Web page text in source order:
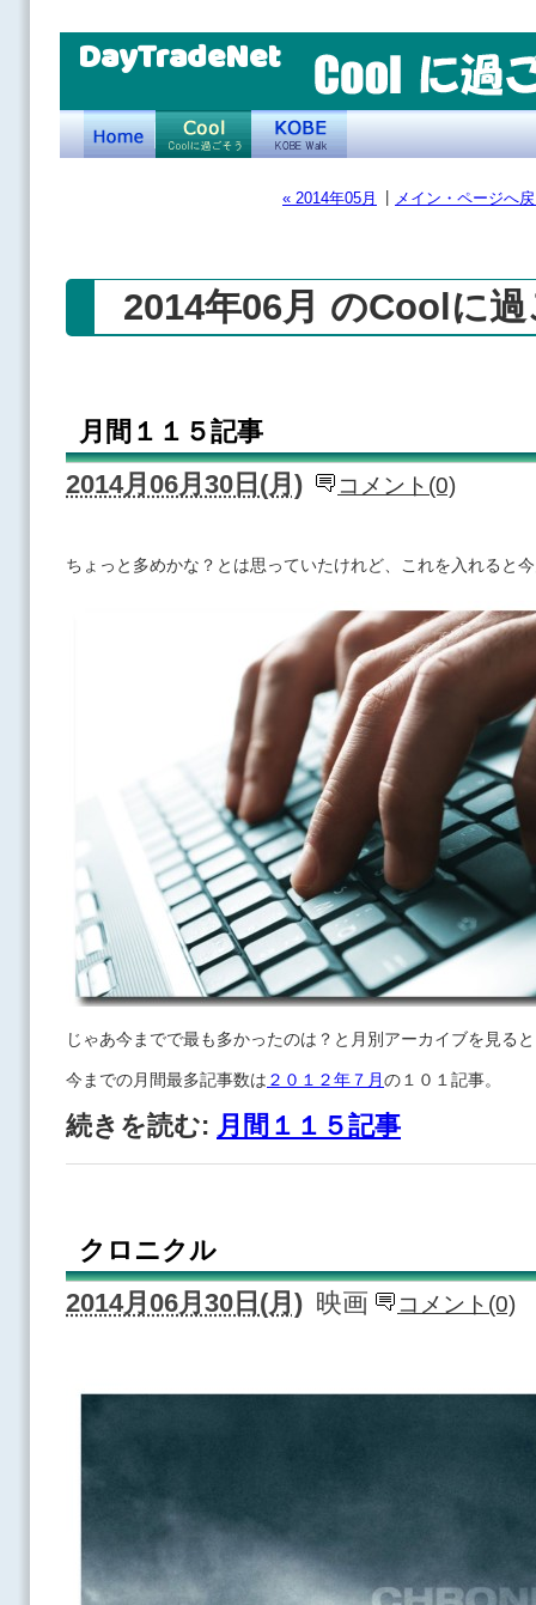
DayTradeNet
« 2014年05月 メイン・ページへ
2014年06月 のCoolに
月間１１５記事
2014月06月30日(月)
コメント(0)
ちょっと多めかな？とは思っていたけれど、これを入れると
じゃあ今までで最も多かったのは？と月別アーカイブを見る
今までの月間最多記事数は ２０１２年７月 の１０１記事。
続きを読む: 月間１１５記事
クロニクル
2014月06月30日(月) 映画 コメント(0)